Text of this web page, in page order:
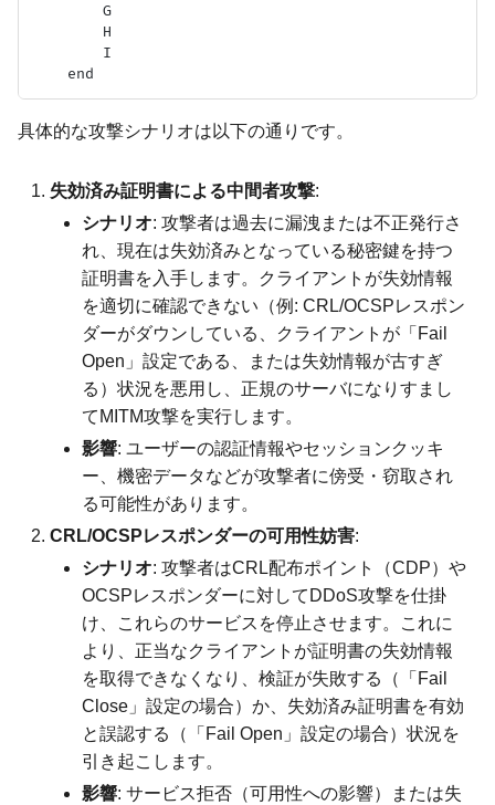
        G
        H
        I
具体的な攻撃シナリオは以下の通りです。
失効済み証明書による中間者攻撃:
シナリオ: 攻撃者は過去に漏洩または不正発行さ
れ、現在は失効済みとなっている秘密鍵を持つ
証明書を入手します。クライアントが失効情報
を適切に確認できない（例: CRL/OCSPレスポン
ダーがダウンしている、クライアントが「Fail
Open」設定である、または失効情報が古すぎ
る）状況を悪用し、正規のサーバになりすまし
てMITM攻撃を実行します。
影響: ユーザーの認証情報やセッションクッキ
ー、機密データなどが攻撃者に傍受・窃取され
る可能性があります。
CRL/OCSPレスポンダーの可用性妨害:
シナリオ: 攻撃者はCRL配布ポイント（CDP）や
OCSPレスポンダーに対してDDoS攻撃を仕掛
け、これらのサービスを停止させます。これに
より、正当なクライアントが証明書の失効情報
を取得できなくなり、検証が失敗する（「Fail
Close」設定の場合）か、失効済み証明書を有効
と誤認する（「Fail Open」設定の場合）状況を
引き起こします。
影響: サービス拒否（可用性への影響）または失